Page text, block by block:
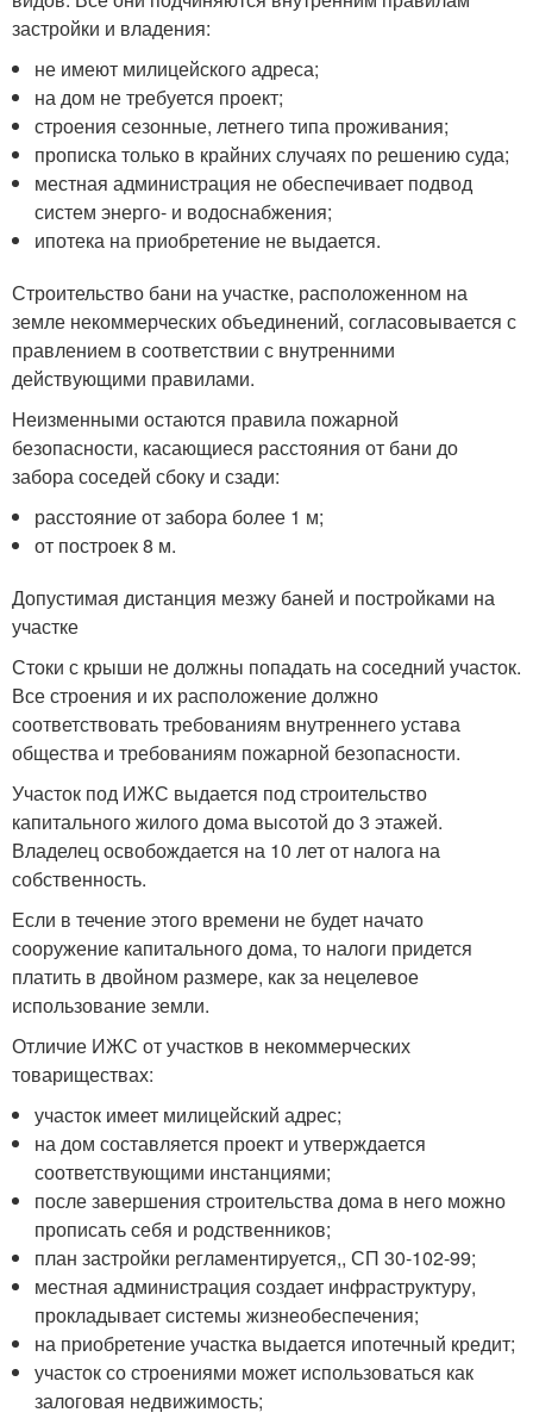
застройки и владения:
не имеют милицейского адреса;
на дом не требуется проект;
строения сезонные, летнего типа проживания;
прописка только в крайних случаях по решению суда;
местная администрация не обеспечивает подвод
систем энерго- и водоснабжения;
ипотека на приобретение не выдается.
Строительство бани на участке, расположенном на
земле некоммерческих объединений, согласовывается с
правлением в соответствии с внутренними
действующими правилами.
Неизменными остаются правила пожарной
безопасности, касающиеся расстояния от бани до
забора соседей сбоку и сзади:
расстояние от забора более 1 м;
от построек 8 м.
Допустимая дистанция мезжу баней и постройками на
участке
Стоки с крыши не должны попадать на соседний участок.
Все строения и их расположение должно
соответствовать требованиям внутреннего устава
общества и требованиям пожарной безопасности.
Участок под ИЖС выдается под строительство
капитального жилого дома высотой до 3 этажей.
Владелец освобождается на 10 лет от налога на
собственность.
Если в течение этого времени не будет начато
сооружение капитального дома, то налоги придется
платить в двойном размере, как за нецелевое
использование земли.
Отличие ИЖС от участков в некоммерческих
товариществах:
участок имеет милицейский адрес;
на дом составляется проект и утверждается
соответствующими инстанциями;
после завершения строительства дома в него можно
прописать себя и родственников;
план застройки регламентируется,, СП 30-102-99;
местная администрация создает инфраструктуру,
прокладывает системы жизнеобеспечения;
на приобретение участка выдается ипотечный кредит;
участок со строениями может использоваться как
залоговая недвижимость;